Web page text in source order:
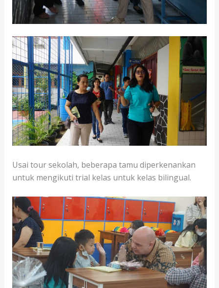
Usai tour sekolah, beberapa tamu diperkenankan
untuk mengikuti trial kelas untuk kelas bilingual.